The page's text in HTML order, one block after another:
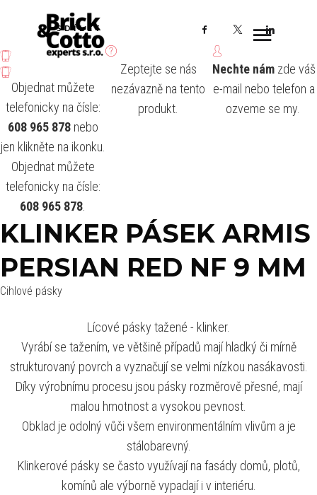
SDÍLET Facebook
X
Objednat můžete
telefonicky na čísle:
608 965 878nebo
jen klikněte na ikonku.
Objednat můžete
telefonicky na čísle:
608 965 878
Zeptejte se nás
nezávazně na tento
produkt.
Nechte nám zde váš
e-mail nebo telefon a
ozveme se my.
KLINKER PÁSEK ARMIS
PERSIAN RED NF 9 MM
Cihlové pásky
Lícové pásky tažené - klinker.
Vyrábí se tažením, ve většině případů mají hladký či mírně
strukturovaný povrch a vyznačují se velmi nízkou nasákavosti.
Díky výrobnímu procesu jsou pásky rozměrově přesné, mají
malou hmotnost a vysokou pevnost.
Obklad je odolný vůči všem environmentálním vlivům a je
stálobarevný.
Klinkerové pásky se často využívají na fasády domů, plotů,
komínů ale výborně vypadají i v interiéru.